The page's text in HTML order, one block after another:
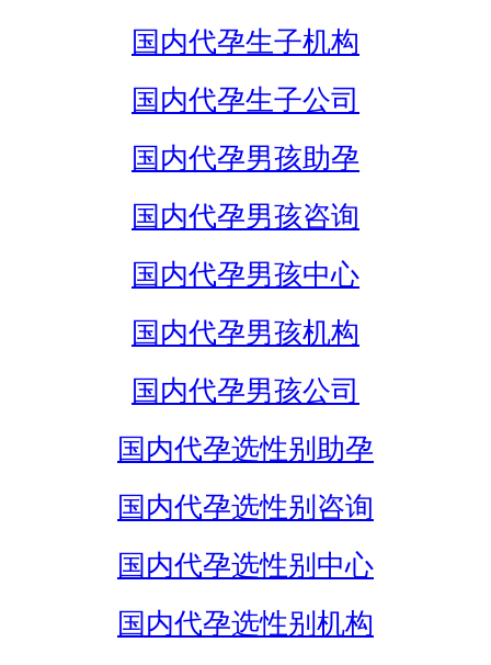
国内代孕生子机构
国内代孕生子公司
国内代孕男孩助孕
国内代孕男孩咨询
国内代孕男孩中心
国内代孕男孩机构
国内代孕男孩公司
国内代孕选性别助孕
国内代孕选性别咨询
国内代孕选性别中心
国内代孕选性别机构